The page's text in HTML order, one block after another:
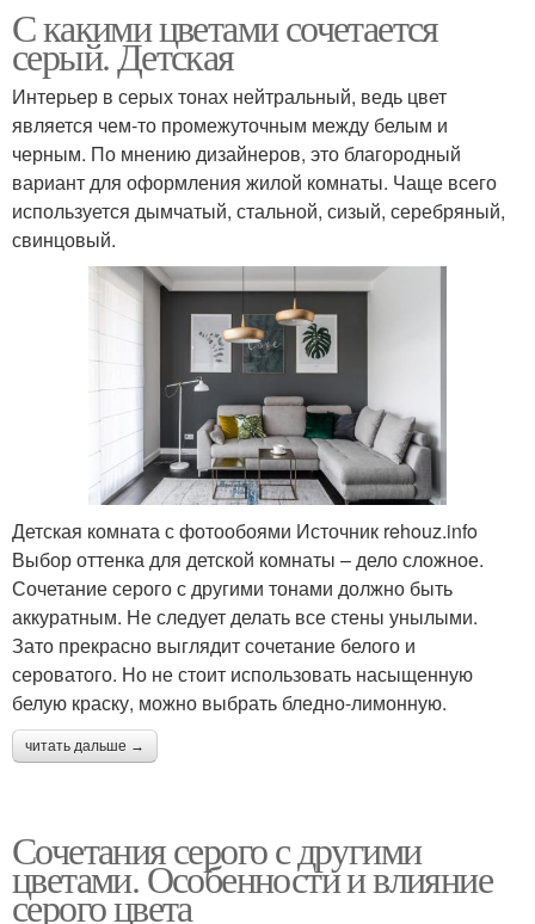
С какими цветами сочетается
серый. Детская
Интерьер в серых тонах нейтральный, ведь цвет
является чем-то промежуточным между белым и
черным. По мнению дизайнеров, это благородный
вариант для оформления жилой комнаты. Чаще всего
используется дымчатый, стальной, сизый, серебряный,
свинцовый.
Детская комната с фотообоями Источник rehouz.info
Выбор оттенка для детской комнаты – дело сложное.
Сочетание серого с другими тонами должно быть
аккуратным. Не следует делать все стены унылыми.
Зато прекрасно выглядит сочетание белого и
сероватого. Но не стоит использовать насыщенную
белую краску, можно выбрать бледно-лимонную.
читать дальше →
Сочетания серого с другими
цветами. Особенности и влияние
серого цвета